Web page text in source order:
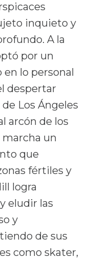
inquieto y
A la
por un
lo personal
despertar
Los Ángeles
arcón de los
marcha un
que
fértiles y
logra
eludir las
y
de sus
como skater,